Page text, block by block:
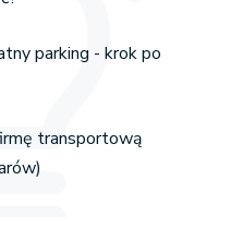
parking - krok po
transportową